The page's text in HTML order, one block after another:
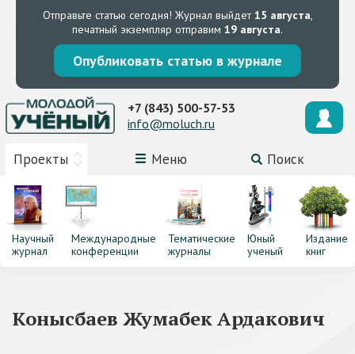
Отправьте статью сегодня! Журнал выйдет15 августа,
печатный экземпляр отправим 19 августа.
Опубликовать статью в журнале
Проекты Меню Поиск
+7 (843) 500-57-53
info@moluch.ru
Научный
журнал
Международные
конференции
Тематические
журналы
Юный
ученый
Издание
книг
Конысбаев Жумабек Ардакович